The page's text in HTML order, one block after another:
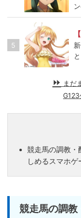
5
まだ
競走馬の調教・
しめるスマホゲ
競走馬の調教